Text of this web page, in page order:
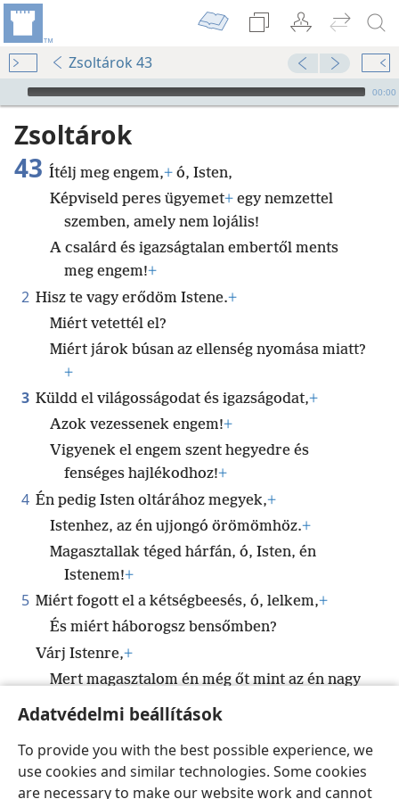
Adatvédelmi beállítások
To provide you with the best possible experience, we
use cookies and similar technologies. Some cookies
are necessary to make our website work and cannot
Zsoltárok 43
Audio Player
00:00
Zsoltárok
43 Ítélj meg engem,+ ó, Isten,
Képviseld peres ügyemet+ egy nemzettel
szemben, amely nem lojális!
A csalárd és igazságtalan embertől ments
meg engem!+
2 Hisz te vagy erődöm Istene.+
Miért vetettél el?
Miért járok búsan az ellenség nyomása miatt?
+
3 Küldd el világosságodat és igazságodat,+
Azok vezessenek engem!+
Vigyenek el engem szent hegyedre és
fenséges hajlékodhoz!+
4 Én pedig Isten oltárához megyek,+
Istenhez, az én ujjongó örömömhöz.+
Magasztallak téged hárfán, ó, Isten, én
Istenem!+
5 Miért fogott el a kétségbeesés, ó, lelkem,+
És miért háborogsz bensőmben?
Várj Istenre,+
Mert magasztalom én még őt mint az én nagy